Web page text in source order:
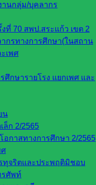
นกลุ่ม/บุคลากร
ที่ 70 สพป.สระแก้ว เขต 2
กรทางการศึกษา(ในสถาน
เพศ
กษารายโรง แยกเพศ และ
น
ล็ก 2/2565
อกาสทางการศึกษา 2/2565
รทุจริตและประพฤติมิชอบ
รศัพท์